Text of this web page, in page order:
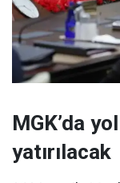
MGK’da
yatırılacak